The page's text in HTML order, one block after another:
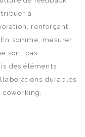
à
renforçant
somme, mesurer
sont pas
des éléments
durables